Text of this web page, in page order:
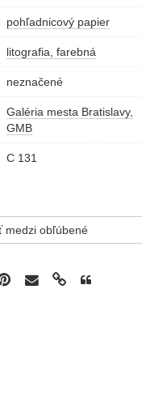
pohľadnicový papier
litografia, farebná
neznačené
Galéria mesta Bratislavy,
GMB
C 131
medzi obľúbené